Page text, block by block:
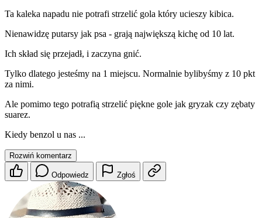
Ta kaleka napadu nie potrafi strzelić gola który ucieszy kibica.
Nienawidzę putarsy jak psa - grają największą kichę od 10 lat.
Ich skład się przejadł, i zaczyna gnić.
Tylko dlatego jesteśmy na 1 miejscu. Normalnie bylibyśmy z 10 pkt
za nimi.
Ale pomimo tego potrafią strzelić piękne gole jak gryzak czy zębaty
suarez.
Kiedy benzol u nas ...
Rozwiń komentarz
Odpowiedz Zgłoś